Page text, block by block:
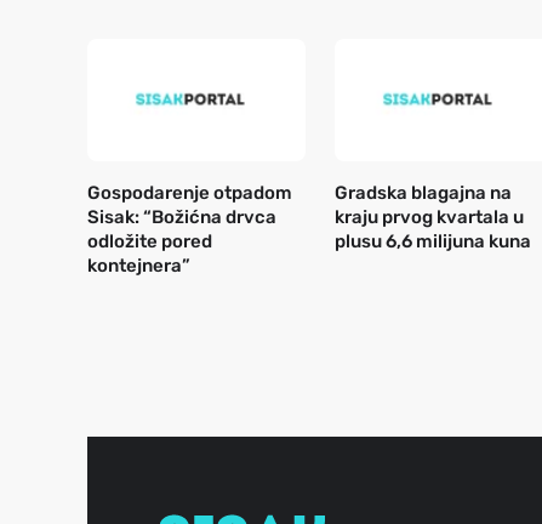
Gospodarenje otpadom
Sisak: “Božićna drvca
odložite pored
kontejnera”
Gradska blagajna na
kraju prvog kvartala u
plusu 6,6 milijuna kuna